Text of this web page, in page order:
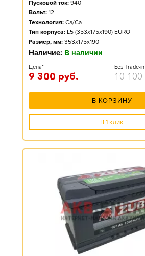
Пусковой ток: 940
Вольт: 12
Технология: Ca/Ca
Тип корпуса: L5 (353x175x190) EURO
Размер, мм: 353x175x190
Наличие: В наличии
Цена*
9 300 руб.
Без Trade-in
10 100
В КОРЗИНУ
В 1 клик